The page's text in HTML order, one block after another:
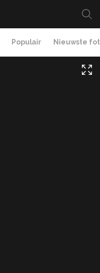
Populair Nieuwste